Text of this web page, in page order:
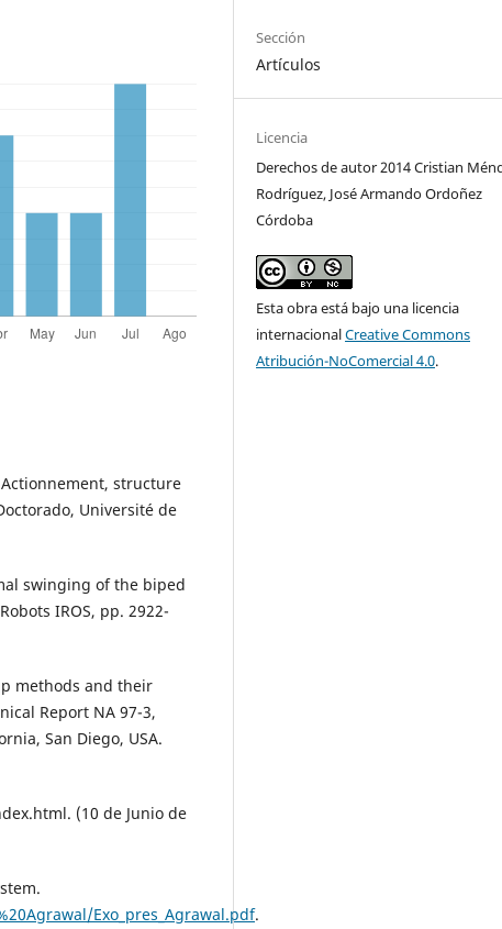
Actionnement, structure
Université de
swinging of the biped
IROS, pp. 2922-
methods and their
Report NA 97-3,
San Diego, USA.
(10 de Junio de
Exo_pres_Agrawal.pdf.
Sección
Artículos
Licencia
Derechos de autor 2014 Cristian
Rodríguez, José Armando Ordoñez
Córdoba
Esta obra está bajo una licencia
internacionalCreative Commons
Atribución-NoComercial 4.0.